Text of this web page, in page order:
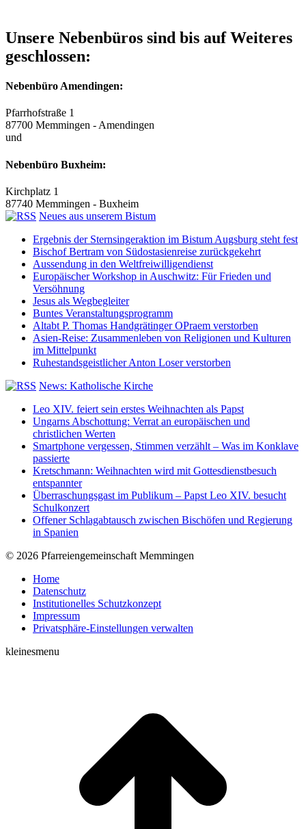
Unsere Nebenbüros sind bis auf Weiteres
geschlossen:
Nebenbüro Amendingen:
Pfarrhofstraße 1
87700 Memmingen - Amendingen
und
Nebenbüro Buxheim:
Kirchplatz 1
87740 Memmingen - Buxheim
Neues aus unserem Bistum
Ergebnis der Sternsingeraktion im Bistum Augsburg steht fest
Bischof Bertram von Südostasienreise zurückgekehrt
Aussendung in den Weltfreiwilligendienst
Europäischer Workshop in Auschwitz: Für Frieden und
Versöhnung
Jesus als Wegbegleiter
Buntes Veranstaltungsprogramm
Altabt P. Thomas Handgrätinger OPraem verstorben
Asien-Reise: Zusammenleben von Religionen und Kulturen
im Mittelpunkt
Ruhestandsgeistlicher Anton Loser verstorben
News: Katholische Kirche
Leo XIV. feiert sein erstes Weihnachten als Papst
Ungarns Abschottung: Verrat an europäischen und
christlichen Werten
Smartphone vergessen, Stimmen verzählt – Was im Konklave
passierte
Kretschmann: Weihnachten wird mit Gottesdienstbesuch
entspannter
Überraschungsgast im Publikum – Papst Leo XIV. besucht
Schulkonzert
Offener Schlagabtausch zwischen Bischöfen und Regierung
in Spanien
© 2026 Pfarreiengemeinschaft Memmingen
Home
Datenschutz
Institutionelles Schutzkonzept
Impressum
Privatsphäre-Einstellungen verwalten
kleinesmenu